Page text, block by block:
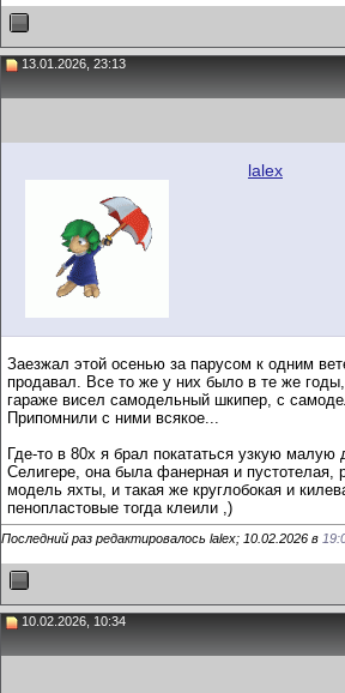
13.01.2026, 23:13
lalex
Заезжал этой осенью за парусом к одним
продавал. Все то же у них было в те же
гараже висел самодельный шкипер, с
Припомнили с ними всякое...
Где-то в 80х я брал покататься узкую малую
Селигере, она была фанерная и пустотелая,
модель яхты, и такая же круглобокая и
пенопластовые тогда клеили ,)
Последний раз редактировалось lalex; 10.02.2026 в
10.02.2026, 10:34